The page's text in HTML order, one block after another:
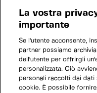
La vostra
importante
Se l'utente acconsente,
partner possiamo
dell'utente per offrirgli
personalizzata. Ciò
personali raccolti dai dati
cookie. È possibile